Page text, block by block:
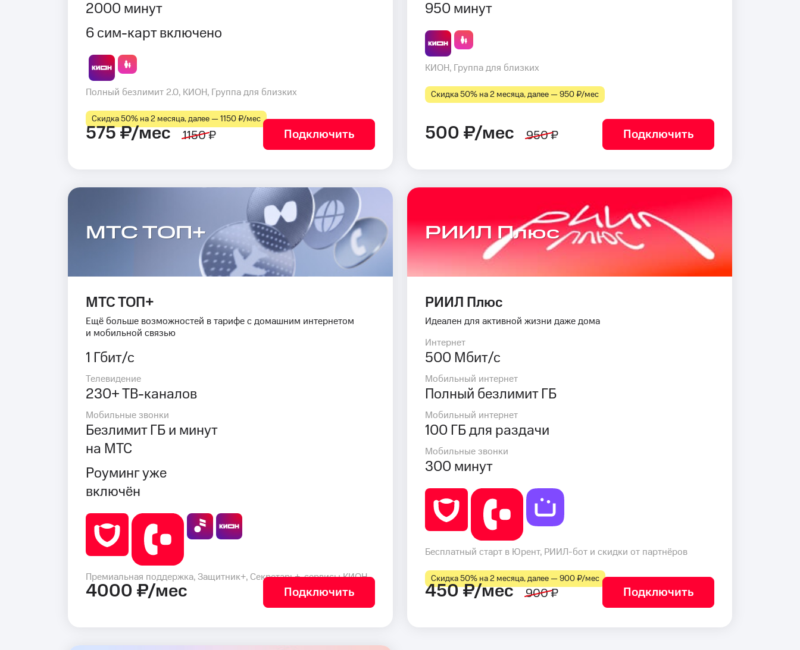
2000 минут
6 сим-карт включено
Полный безлимит 2.0, КИОН, Группа для близких
Скидка 50% на 2 месяца, далее — 1150 ₽⁠/⁠мес
575 ₽/мес 1150 ₽ Подключить
950 минут
КИОН, Группа для близких
Скидка 50% на 2 месяца, далее — 950 ₽⁠/⁠мес
500 ₽/мес 950 ₽ Подключить
МТС ТОП+
МТС ТОП+
Ещё больше возможностей в тарифе с домашним интернетом
и мобильной связью
1 Гбит/с
Телевидение
230+ ТВ-каналов
Мобильные звонки
Безлимит ГБ и минут
на МТС
Роуминг уже
включён
Премиальная поддержка, Защитник+, Секретарь+, сервисы КИОН
4000 ₽/мес Подключить
РИИЛ Плюс
РИИЛ Плюс
Идеален для активной жизни даже дома
Интернет
500 Мбит/с
Мобильный интернет
Полный безлимит ГБ
Мобильный интернет
100 ГБ для раздачи
Мобильные звонки
300 минут
Бесплатный старт в Юрент, РИИЛ-бот и скидки от партнёров
Скидка 50% на 2 месяца, далее — 900 ₽⁠/⁠мес
450 ₽/мес 900 ₽ Подключить